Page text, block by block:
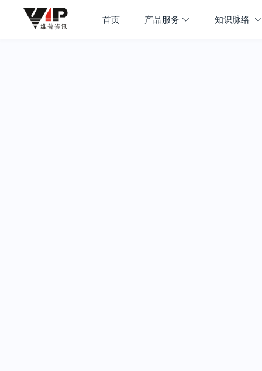
首页 产品服务 知识脉络